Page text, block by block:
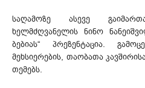
საღამოზე ასევე
ხელმძღვანელის ნინო
ბებიას“ პრეზენტაცია.
მეხსიერების, თაობათა
თემებს.